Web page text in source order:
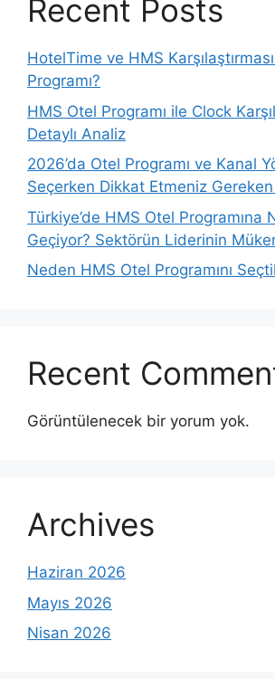
Recent Posts
HotelTime ve HMS
Programı?
HMS Otel Programı ile Clock
Detaylı Analiz
2026’da Otel Programı ve Kanal
Seçerken Dikkat Etmeniz Gereken
Türkiye’de HMS Otel Programına
Geçiyor? Sektörün Liderinin
Neden HMS Otel Programını
Recent
Görüntülenecek bir yorum yok.
Archives
Haziran 2026
Mayıs 2026
Nisan 2026